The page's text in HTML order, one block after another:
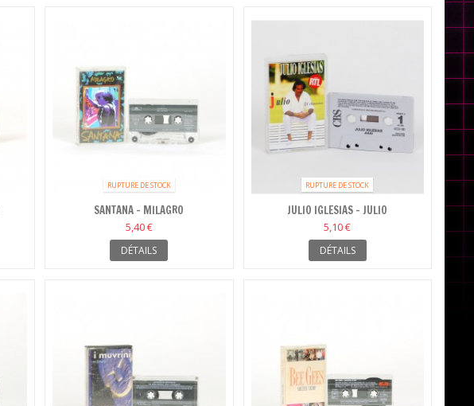
RUPTURE DE STOCK
SANTANA - MILAGRO
5,40 €
DÉTAILS
RUPTURE DE STOCK
JULIO IGLESIAS - JULIO
5,10 €
DÉTAILS